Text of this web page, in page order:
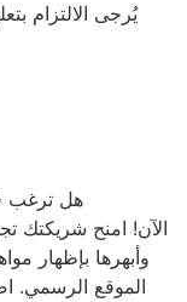
يُرجى الالتزام
هل ترغب
وأبهرها بإظهار
الموقع الرسمي.